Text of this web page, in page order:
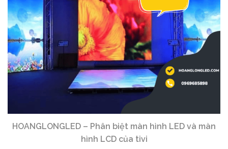
HOANGLONGLED – Phân biệt màn hình LED và màn
hình LCD của tivi